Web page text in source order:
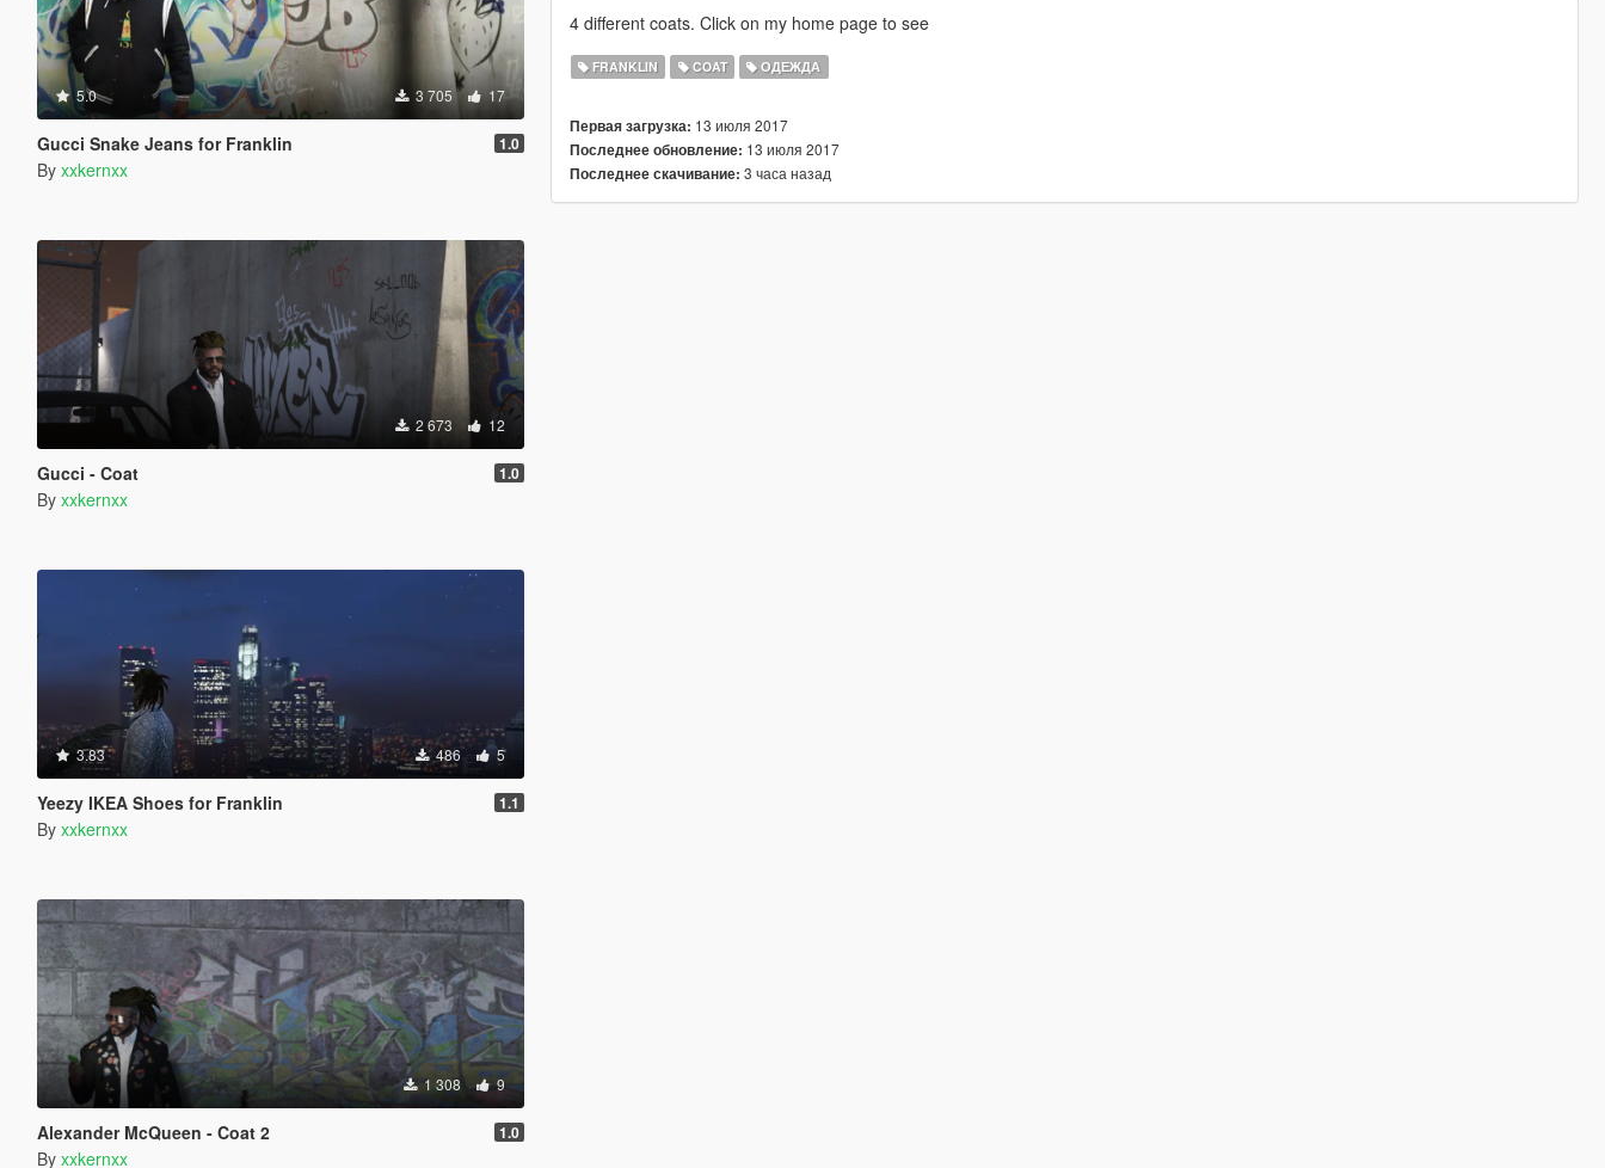
5.0 3 705 17
Gucci Snake Jeans for Franklin 1.0
By xxkernxx
2 673 12
Gucci - Coat 1.0
By xxkernxx
3.83 486 5
Yeezy IKEA Shoes for Franklin 1.1
By xxkernxx
1 308 9
Alexander McQueen - Coat 2 1.0
By xxkernxx
4 different coats. Click on my home page to see
FRANKLIN COAT ОДЕЖДА
Первая загрузка: 13 июля 2017
Последнее обновление: 13 июля 2017
Последнее скачивание: 3 часа назад